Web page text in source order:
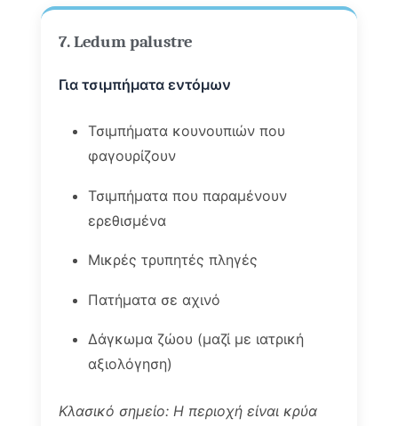
7. Ledum palustre
Για τσιμπήματα εντόμων
Τσιμπήματα κουνουπιών που
φαγουρίζουν
Τσιμπήματα που παραμένουν
ερεθισμένα
Μικρές τρυπητές πληγές
Πατήματα σε αχινό
Δάγκωμα ζώου (μαζί με ιατρική
αξιολόγηση)
Κλασικό σημείο: Η περιοχή είναι κρύα